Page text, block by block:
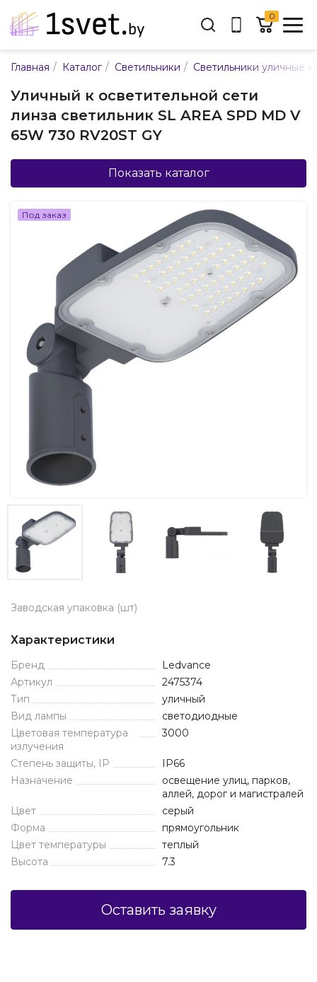
Адрес:
Время работы:
Пн-пт с 9:00 до 17:30
E-mail:
+375(29) 361-04-00
Заказать звонок
0
Главная / Каталог / Светильники / Светильники уличные
Уличный к осветительной сети
линза светильник SL AREA SPD MD V
65W 730 RV20ST GY
Показать каталог
Под заказ
Заводская упаковка (шт)
Характеристики
Бренд
Ledvance
Артикул
2475374
Тип
уличный
Вид лампы
светодиодные
Цветовая температура
излучения
3000
Степень защиты, IP
IP66
Назначение
освещение улиц, парков,
аллей, дорог и магистралей
Цвет
серый
Форма
прямоугольник
Цвет температуры
теплый
Высота
7.3
Оставить заявку